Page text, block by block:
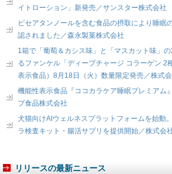
イトローション」新発売／サンスター株式会社
ピセアタンノールを含む食品の摂取により睡眠
認されました／森永製菓株式会社
1箱で「葡萄＆カシス味」と「マスカット味」
るファンケル「ディープチャージ コラーゲン 2
表示食品）8月18日（火）数量限定発売／株式
機能性表示食品『ココカラケア睡眠プレミアム
プ食品株式会社
犬猫向けAIウェルネスプラットフォームを始動
ラ検査キット・腸活サプリを提供開始／株式会
リリースの最新ニュース